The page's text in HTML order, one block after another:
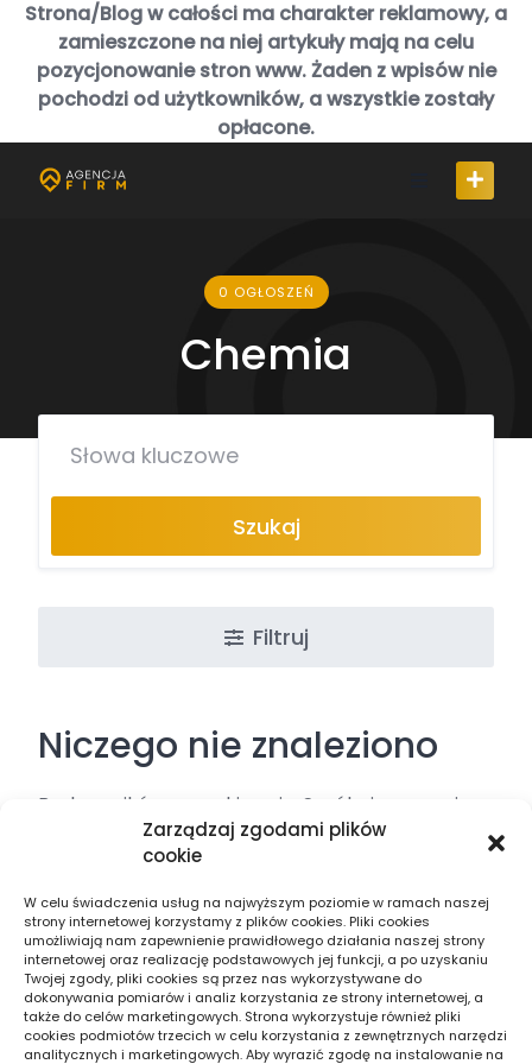
Zarządzaj zgodami plików
cookie
W celu świadczenia usług na najwyższym poziomie w ramach naszej
strony internetowej korzystamy z plików cookies. Pliki cookies
umożliwiają nam zapewnienie prawidłowego działania naszej strony
internetowej oraz realizację podstawowych jej funkcji, a po uzyskaniu
Twojej zgody, pliki cookies są przez nas wykorzystywane do
dokonywania pomiarów i analiz korzystania ze strony internetowej, a
także do celów marketingowych. Strona wykorzystuje również pliki
cookies podmiotów trzecich w celu korzystania z zewnętrznych narzędzi
analitycznych i marketingowych. Aby wyrazić zgodę na instalowanie na
Strona/Blog w całości ma charakter reklamowy, a
zamieszczone na niej artykuły mają na celu
pozycjonowanie stron www. Żaden z wpisów nie
pochodzi od użytkowników, a wszystkie zostały
opłacone.
Skip
content
0 OGŁOSZEŃ
Chemia
Szukaj
Filtruj
Niczego nie znaleziono
Brak wyników wyszukiwania. Spróbuj ponownie,
używając innych słów kluczowych.
Znajdź firmę w swojej okolicy. Jeżeli szukasz
fachowca blisko swojego domu – znajdziesz go